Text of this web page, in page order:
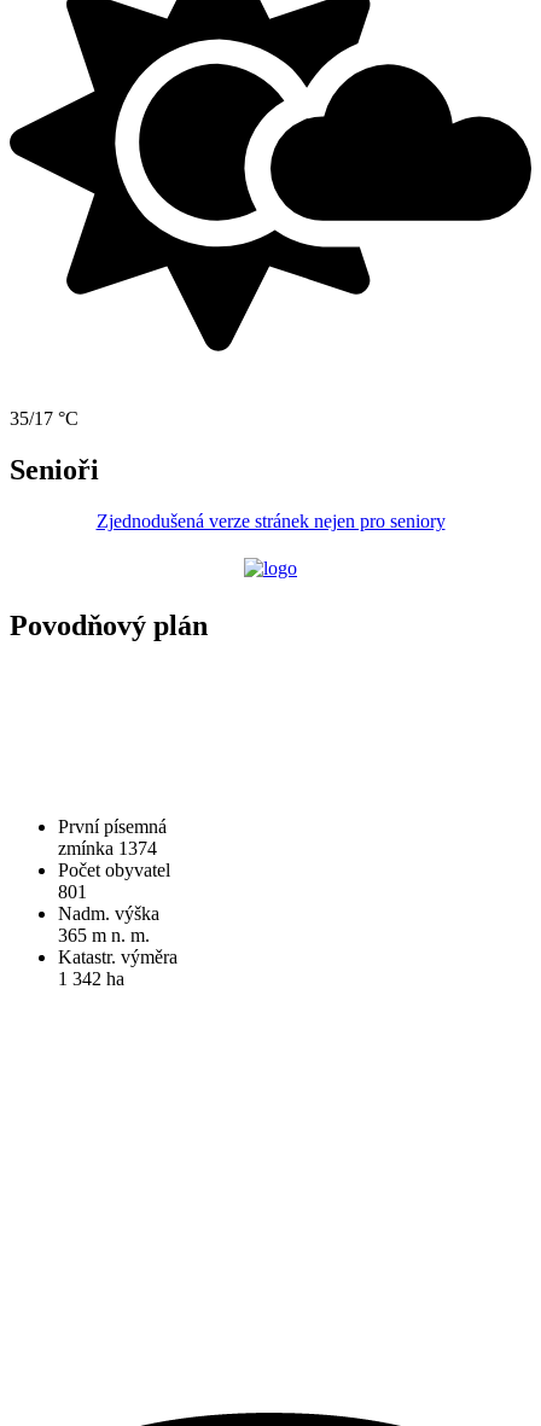
35/17 °C
Senioři
Zjednodušená verze stránek nejen pro seniory
Povodňový plán
První písemná
zmínka 1374
Počet obyvatel
801
Nadm. výška
365 m n. m.
Katastr. výměra
1 342 ha